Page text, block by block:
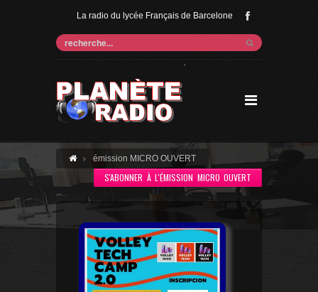
La radio du lycée Français de Barcelone
'
émission MICRO OUVERT
S'ABONNER À L'ÉMISSION MICRO OUVERT